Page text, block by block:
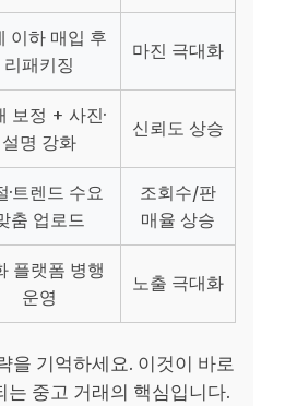
이하 매입 후
리패키징
마진 극대화
보정 + 사진·
설명 강화
신뢰도 상승
·트렌드 수요
춤 업로드
조회수/판
매율 상승
플랫폼 병행
운영
노출 극대화
을 기억하세요. 이것이 바로
는 중고 거래의 핵심입니다.